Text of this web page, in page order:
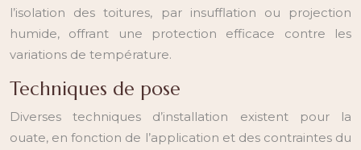
l’isolation des toitures, par insufflation ou projection
humide, offrant une protection efficace contre les
variations de température.
Techniques de pose
Diverses techniques d’installation existent pour la
ouate, en fonction de l’application et des contraintes du